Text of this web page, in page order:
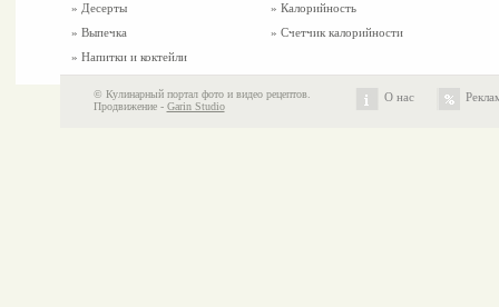
» Десерты
» Выпечка
» Напитки и коктейли
» Калорийность
» Счетчик калорийности
© Кулинарный портал фото и видео рецептов.
Продвижение - Garin Studio
О нас